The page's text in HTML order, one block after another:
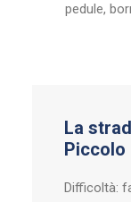
pedule,
La
Piccolo
Difficoltà: